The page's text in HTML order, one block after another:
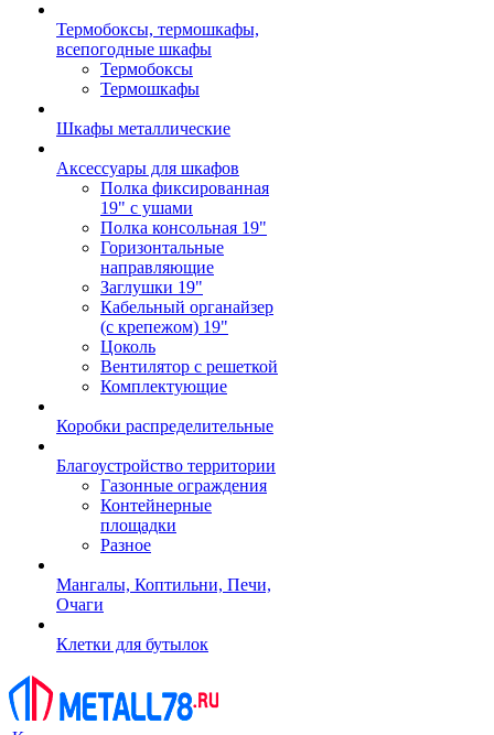
Термобоксы, термошкафы,
всепогодные шкафы
Термобоксы
Термошкафы
Шкафы металлические
Аксессуары для шкафов
Полка фиксированная
19" с ушами
Полка консольная 19"
Горизонтальные
направляющие
Заглушки 19"
Кабельный органайзер
(с крепежом) 19"
Цоколь
Вентилятор с решеткой
Комплектующие
Коробки распределительные
Благоустройство территории
Газонные ограждения
Контейнерные
площадки
Разное
Мангалы, Коптильни, Печи,
Очаги
Клетки для бутылок